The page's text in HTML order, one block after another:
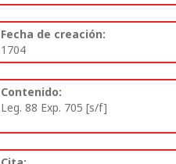
Fecha de creación:
1704
Contenido:
Leg. 88 Exp. 705 [s/f]